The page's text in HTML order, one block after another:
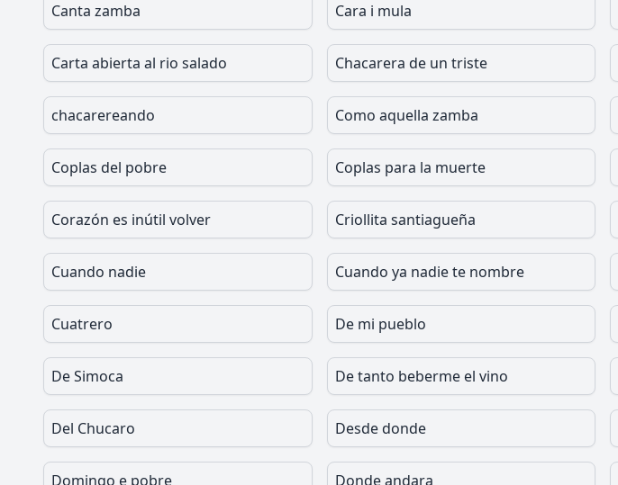
Canta zamba Cara i mula
Carta abierta al rio salado Chacarera de un triste
chacarereando Como aquella zamba
Coplas del pobre Coplas para la muerte
Corazón es inútil volver Criollita santiagueña
Cuando nadie Cuando ya nadie te nombre
Cuatrero De mi pueblo
De Simoca De tanto beberme el vino
Del Chucaro Desde donde
Domingo e pobre Donde andara